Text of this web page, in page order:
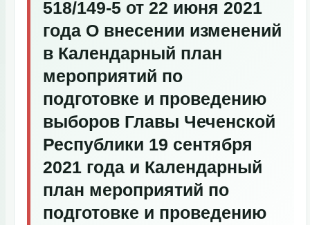
518/149-5 от 22 июня 2021
года О внесении изменений
в Календарный план
мероприятий по
подготовке и проведению
выборов Главы Чеченской
Республики 19 сентября
2021 года и Календарный
план мероприятий по
подготовке и проведению